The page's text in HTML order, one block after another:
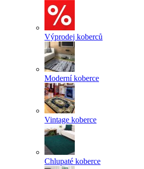
Výprodej koberců
Moderní koberce
Vintage koberce
Chlupaté koberce